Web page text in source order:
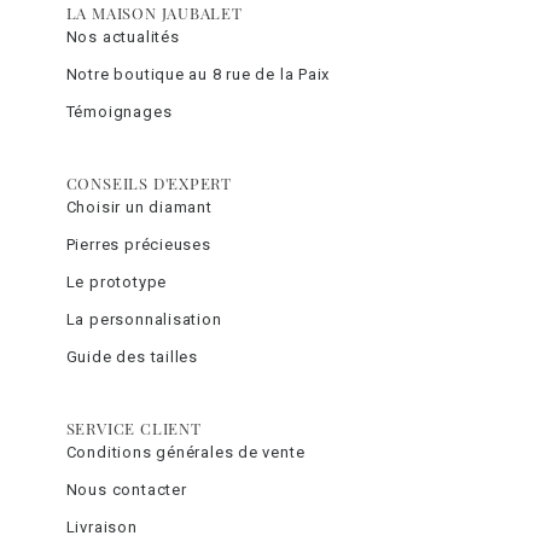
LA MAISON JAUBALET
Nos actualités
Notre boutique au 8 rue de la Paix
Témoignages
CONSEILS D'EXPERT
Choisir un diamant
Pierres précieuses
Le prototype
La personnalisation
Guide des tailles
SERVICE CLIENT
Conditions générales de vente
Nous contacter
Livraison